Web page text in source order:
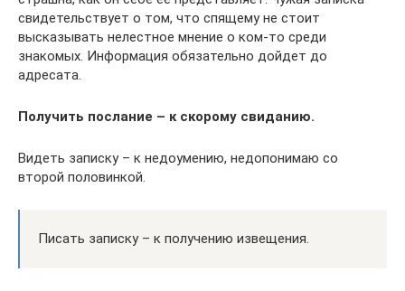
свидетельствует о том, что спящему не стоит
высказывать нелестное мнение о ком-то среди
знакомых. Информация обязательно дойдет до
адресата.
Получить послание – к скорому свиданию.
Видеть записку – к недоумению, недопонимаю со
второй половинкой.
Писать записку – к получению извещения.